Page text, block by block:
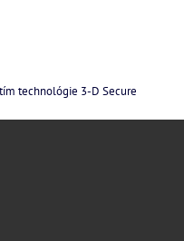
technológie 3-D Secure